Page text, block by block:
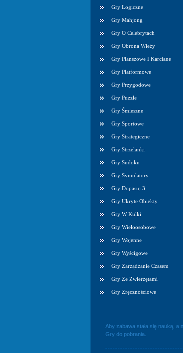
Gry Logiczne
Gry Mahjong
Gry O Celebrytach
Gry Obrona Wieży
Gry Planszowe I Karciane
Gry Platformowe
Gry Przygodowe
Gry Puzzle
Gry Śmieszne
Gry Sportowe
Gry Strategiczne
Gry Strzelanki
Gry Sudoku
Gry Symulatory
Gry Dopasuj 3
Gry Ukryte Obiekty
Gry W Kulki
Gry Wieloosobowe
Gry Wojenne
Gry Wyścigowe
Gry Zarządzanie Czasem
Gry Ze Zwierzętami
Gry Zręcznościowe
Aby zabawa stała się nauką,
Gry do pobrania.